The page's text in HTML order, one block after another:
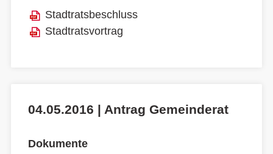
Stadtratsbeschluss
Stadtratsvortrag
04.05.2016 | Antrag Gemeinderat
Dokumente